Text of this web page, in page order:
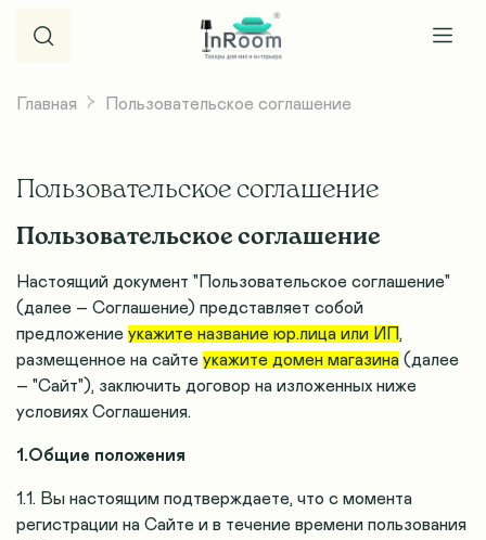
Главная Пользовательское соглашение
Пользовательское соглашение
Пользовательское соглашение
Настоящий документ "Пользовательское соглашение"
(далее – Соглашение) представляет собой
предложение укажите название юр.лица или ИП,
размещенное на сайте укажите домен магазина (далее
– "Сайт"), заключить договор на изложенных ниже
условиях Соглашения.
1.Общие положения
1.1. Вы настоящим подтверждаете, что с момента
регистрации на Сайте и в течение времени пользования